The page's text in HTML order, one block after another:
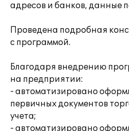
адресов и банков, данные
Проведена подробная
с программой.
Благодаря внедрению
на предприятии:
- автоматизировано
первичных документов
учета;
- автоматизировано